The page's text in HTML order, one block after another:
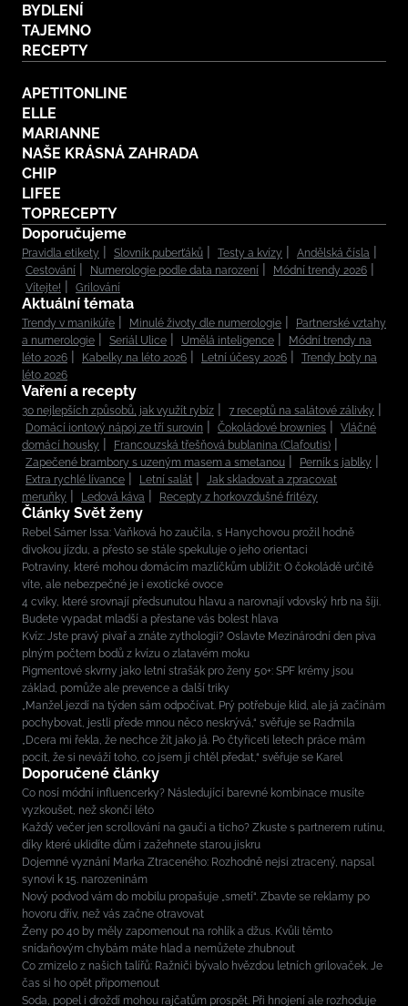
BYDLENÍ
TAJEMNO
RECEPTY
APETITONLINE
ELLE
MARIANNE
NAŠE KRÁSNÁ ZAHRADA
CHIP
LIFEE
TOPRECEPTY
Doporučujeme
Pravidla etikety Slovník puberťáků Testy a kvízy
Andělská čísla
Cestování
Numerologie podle data narození
Módní trendy 2026
Vítejte!
Grilování
Aktuální témata
Trendy v manikúře Minulé životy dle numerologie
Partnerské vztahy
a numerologie
Seriál Ulice Umělá inteligence
Módní trendy na
léto 2026
Kabelky na léto 2026 Letní účesy 2026
Trendy boty na
léto 2026
Vaření a recepty
30 nejlepších způsobů, jak využít rybíz
7 receptů na salátové zálivky
Domácí iontový nápoj ze tří surovin
Čokoládové brownies
Vláčné
domácí housky
Francouzská třešňová bublanina (Clafoutis)
Zapečené brambory s uzeným masem a smetanou
Perník s jablky
Extra rychlé lívance
Letní salát
Jak skladovat a zpracovat
meruňky
Ledová káva Recepty z horkovzdušné fritézy
Články Svět ženy
Rebel Sámer Issa: Vaňková ho zaučila, s Hanychovou prožil hodně
divokou jízdu, a přesto se stále spekuluje o jeho orientaci
Potraviny, které mohou domácím mazlíčkům ublížit: O čokoládě určitě
víte, ale nebezpečné je i exotické ovoce
4 cviky, které srovnají předsunutou hlavu a narovnají vdovský hrb na šíji.
Budete vypadat mladší a přestane vás bolest hlava
Kvíz: Jste pravý pivař a znáte zythologii? Oslavte Mezinárodní den piva
plným počtem bodů z kvízu o zlatavém moku
Pigmentové skvrny jako letní strašák pro ženy 50+: SPF krémy jsou
základ, pomůže ale prevence a další triky
„Manžel jezdí na týden sám odpočívat. Prý potřebuje klid, ale já začínám
pochybovat, jestli přede mnou něco neskrývá,“ svěřuje se Radmila
„Dcera mi řekla, že nechce žít jako já. Po čtyřiceti letech práce mám
pocit, že si neváží toho, co jsem jí chtěl předat,“ svěřuje se Karel
Doporučené články
Co nosí módní influencerky? Následující barevné kombinace musíte
vyzkoušet, než skončí léto
Každý večer jen scrollování na gauči a ticho? Zkuste s partnerem rutinu,
díky které uklidíte dům i zažehnete starou jiskru
Dojemné vyznání Marka Ztraceného: Rozhodně nejsi ztracený, napsal
synovi k 15. narozeninám
Nový podvod vám do mobilu propašuje „smetí“. Zbavte se reklamy po
hovoru dřív, než vás začne otravovat
Ženy po 40 by měly zapomenout na rohlík a džus. Kvůli těmto
snídaňovým chybám máte hlad a nemůžete zhubnout
Co zmizelo z našich talířů: Ražniči bývalo hvězdou letních grilovaček. Je
čas si ho opět připomenout
Soda, popel i droždí mohou rajčatům prospět. Při hnojení ale rozhoduje